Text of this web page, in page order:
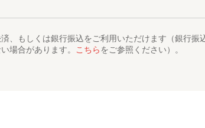
、もしくは銀行振込をご利用いただけます（銀行振
場合があります。 こちらをご参照ください）。